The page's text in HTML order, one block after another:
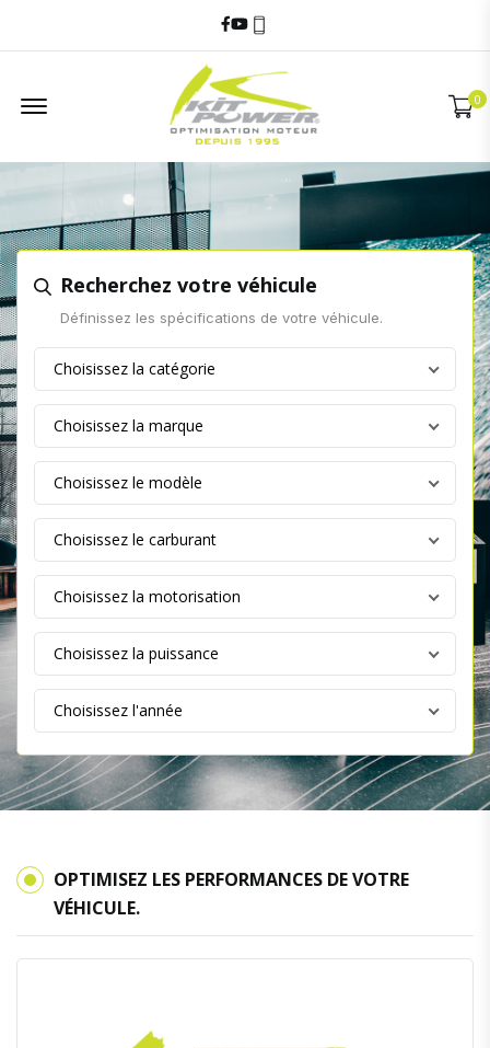
Facebook
Youtube
0
Recherchez votre véhicule
Définissez les spécifications de votre véhicule.
OPTIMISEZ LES PERFORMANCES DE VOTRE
VÉHICULE.